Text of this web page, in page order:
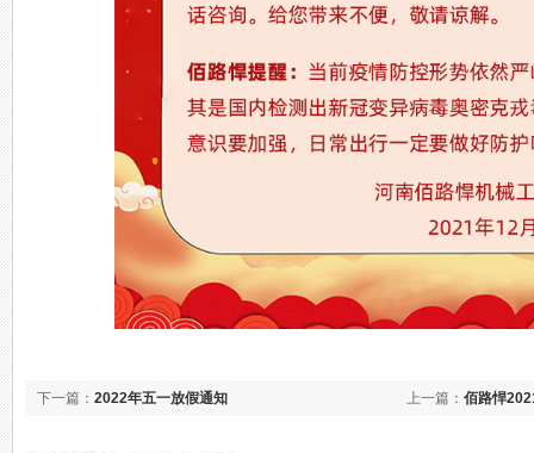
上一篇： 佰路悍
下一篇： 2022年五一放假通知